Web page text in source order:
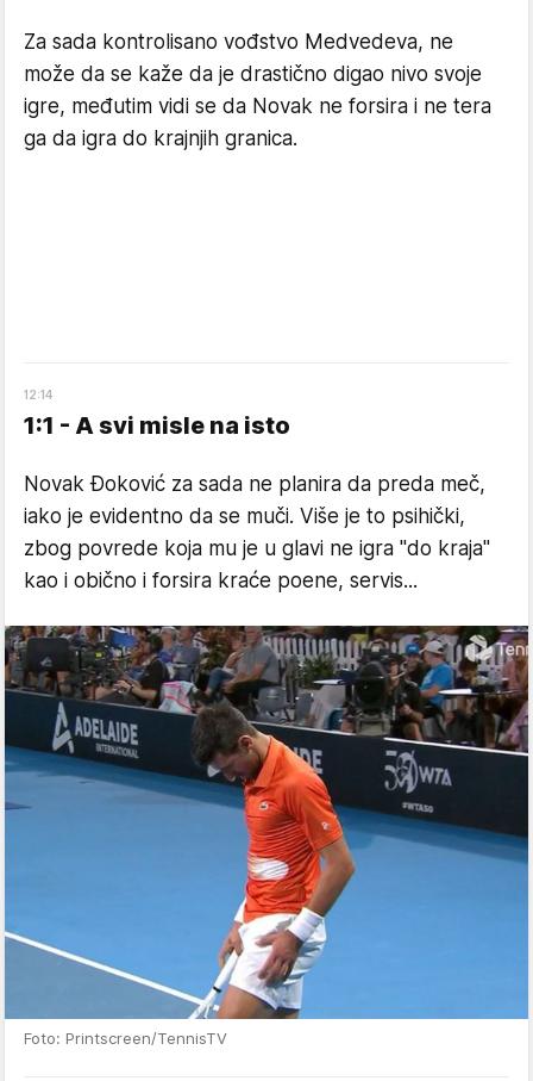
Za sada kontrolisano vođstvo Medvedeva, ne
može da se kaže da je drastično digao nivo svoje
igre, međutim vidi se da Novak ne forsira i ne tera
ga da igra do krajnjih granica.
12:14
1:1 - A svi misle na isto
Novak Đoković za sada ne planira da preda meč,
iako je evidentno da se muči. Više je to psihički,
zbog povrede koja mu je u glavi ne igra "do kraja"
kao i obično i forsira kraće poene, servis...
Foto: Printscreen/TennisTV